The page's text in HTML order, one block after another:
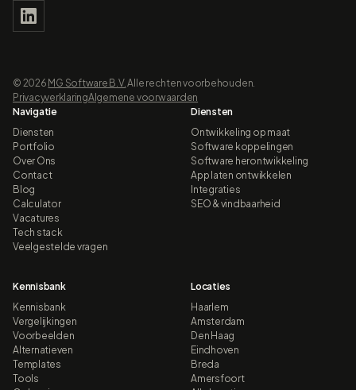
© 2026 MG Software B.V. Alle rechten voorbehouden.
PrivacyverklaringAlgemene voorwaarden
Navigatie
Diensten
Portfolio
Over Ons
Contact
Blog
Calculator
Vacatures
Tech stack
Veelgestelde vragen
Diensten
Ontwikkeling op maat
Software koppelingen
Software herontwikkeling
App laten ontwikkelen
Integraties
SEO & vindbaarheid
Kennisbank
Kennisbank
Vergelijkingen
Voorbeelden
Alternatieven
Templates
Tools
Locaties
Haarlem
Amsterdam
Den Haag
Eindhoven
Breda
Amersfoort